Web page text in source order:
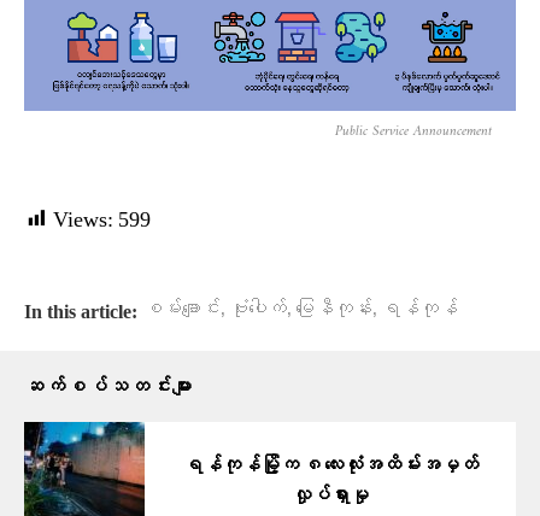
Public Service Announcement
Views: 599
In this article: စမ်းချောင်း, ဗုံးပေါက်, မြေနီကုန်း, ရန်ကုန်
ဆက်စပ်သတင်းများ
ရန်ကုန်မြို့က ၈လေးလုံးအထိမ်းအမှတ်
လှုပ်ရှားမှု